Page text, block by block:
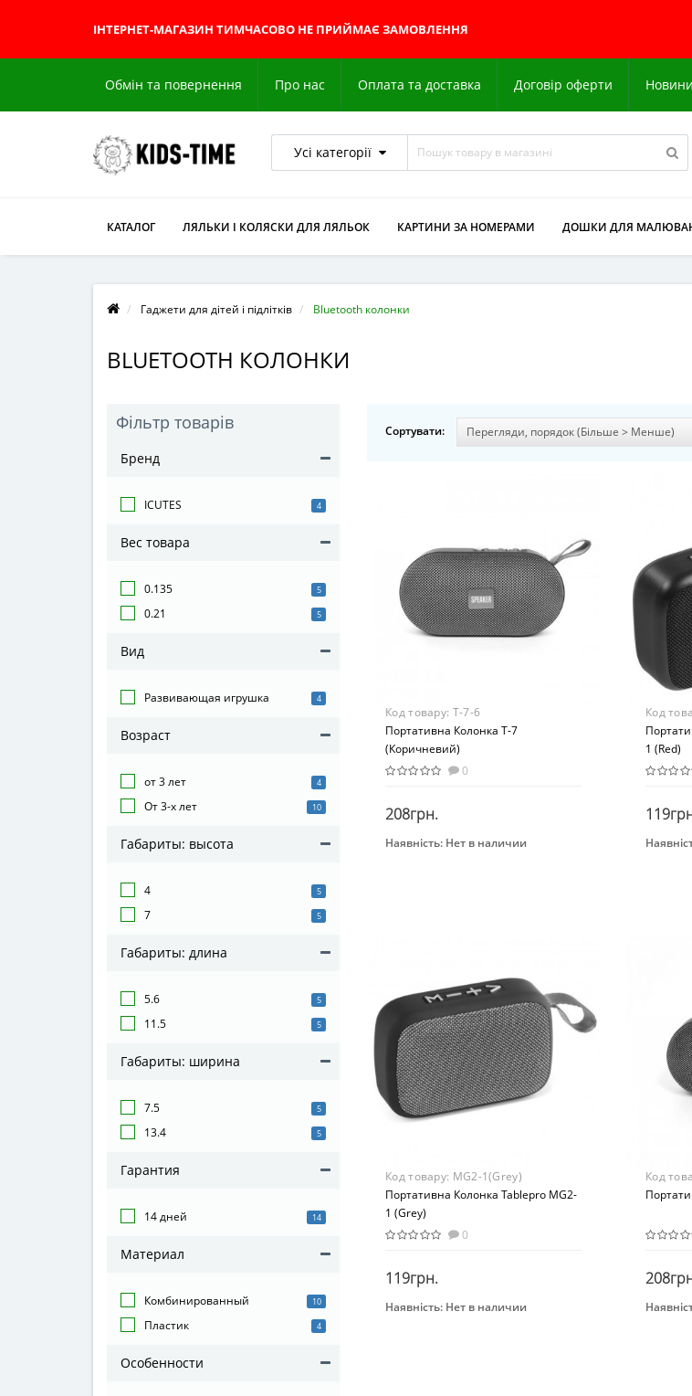
ІНТЕРНЕТ-МАГАЗИН ТИМЧАСОВО НЕ ПРИЙМАЄ ЗАМОВЛЕННЯ
Обмін та повернення Про нас Оплата та доставка Договір оферти Новини
Усі категорії
КАТАЛОГ ЛЯЛЬКИ І КОЛЯСКИ ДЛЯ ЛЯЛЬОК КАРТИНИ ЗА НОМЕРАМИ ДОШКИ ДЛЯ
Гаджети для дітей і підлітків Bluetooth колонки
BLUETOOTH КОЛОНКИ
Фільтр товарів
Бренд
ICUTES 4
Вес товара
0.135 5
0.21 5
Вид
Развивающая игрушка 4
Возраст
от 3 лет 4
От 3-х лет 10
Габариты: высота
4 5
7 5
Габариты: длина
5.6 5
11.5 5
Габариты: ширина
7.5 5
13.4 5
Гарантия
14 дней 14
Материал
Комбинированный 10
Пластик 4
Особенности
Сортувати:
Код товару: Т-7-6
Портативна Колонка Т-7
(Коричневий)
0
208грн.
Закінчився
Наявність: Нет в наличии
Код
1 (Red)
Код товару: MG2-1(Grey)
Портативна Колонка Tablepro MG2-
1 (Grey)
0
119грн.
Закінчився
Наявність: Нет в наличии
Код